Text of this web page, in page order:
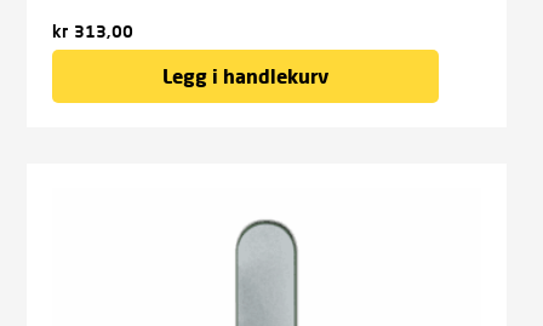
kr 313,00
Legg i handlekurv